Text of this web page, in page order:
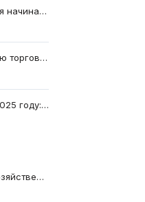
Социальный трейдинг для начинающих: как начать
Начните алгоритмическую торговлю с копи-трейдингом, MT4 и MT5
Как открыть счет CFD в 2025 году: пошаговое руководство
за июль